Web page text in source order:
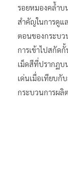
รอยหมองคล้ำบ
สำคัญในการดูแ
ตอนของกระบว
การเข้าไปสกัด
เม็ดสีที่ปรากฏบ
เด่นเมื่อเทียบกั
กระบวนการผลิ